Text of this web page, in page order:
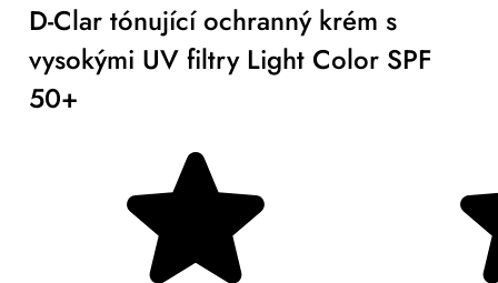
D-Clar tónující ochranný krém s
vysokými UV filtry Light Color SPF
50+